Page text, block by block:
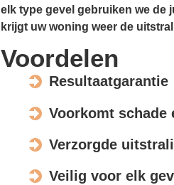
elk type gevel gebruiken we de
krijgt uw woning weer de
Voordelen
Resultaatgarantie
Voorkomt schade
Verzorgde
Veilig voor elk